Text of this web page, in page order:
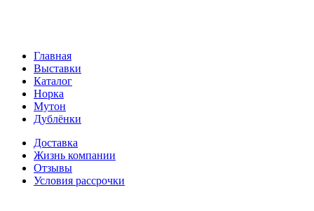
Главная
Выставки
Каталог
Норка
Мутон
Дублёнки
Доставка
Жизнь компании
Отзывы
Условия рассрочки